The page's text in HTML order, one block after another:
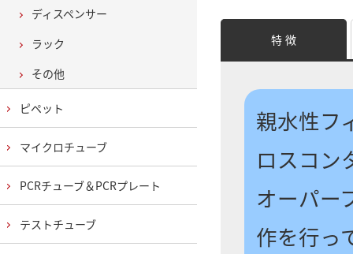
特 徴
親水性フ
ロスコン
オーパー
作を行っ
ディスペンサー
ラック
その他
ピペット
マイクロチューブ
PCRチューブ＆PCRプレート
テストチューブ